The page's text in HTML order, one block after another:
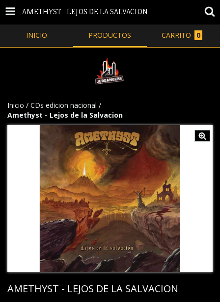
AMETHYST - LEJOS DE LA SALVACION
INICIO PRODUCTOS CARRITO 0
Inicio / CDs edicion nacional /
Amethyst - Lejos de la Salvacion
AMETHYST - LEJOS DE LA SALVACION